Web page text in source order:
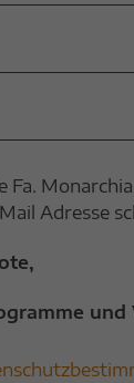
Fa.
Adresse